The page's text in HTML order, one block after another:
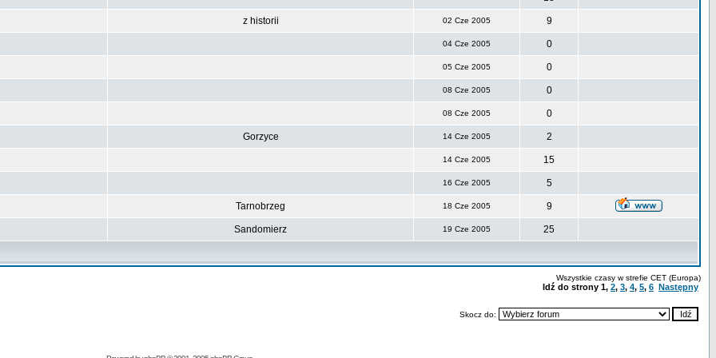
z historii 02 Cze 2005 9
04 Cze 2005 0
05 Cze 2005 0
08 Cze 2005 0
08 Cze 2005 0
Gorzyce 14 Cze 2005 2
14 Cze 2005 15
16 Cze 2005 5
Tarnobrzeg 18 Cze 2005 9
Sandomierz 19 Cze 2005 25
Wszystkie czasy w strefie CET (Europa)
Idź do strony 1, 2, 3, 4, 5, 6 Następny
Skocz do: